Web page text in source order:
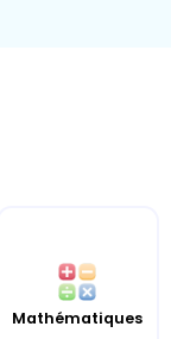
Mathématiques